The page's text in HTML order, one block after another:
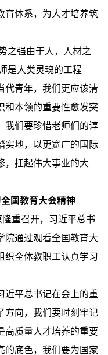
育体系，为人才培养筑
强由于人，人材之
是人类灵魂的工程
代青年，我们更应该清
和本领的重要性愈发突
我们要珍惜老师们的谆
实地，以更宽广的国际
，扛起伟大事业的大
国教育大会精神
重召开，习近平总书
院通过观看全国教育大
织全体教职工认真学习
平总书记在会上的重
方向，我们要时刻牢记
高质量人才培养的重要
的底色，我们要为国家